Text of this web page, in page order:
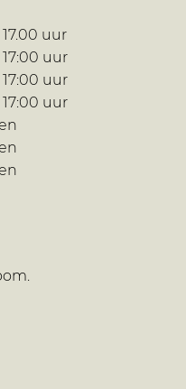
17.00 uur
17:00 uur
17:00 uur
17:00 uur